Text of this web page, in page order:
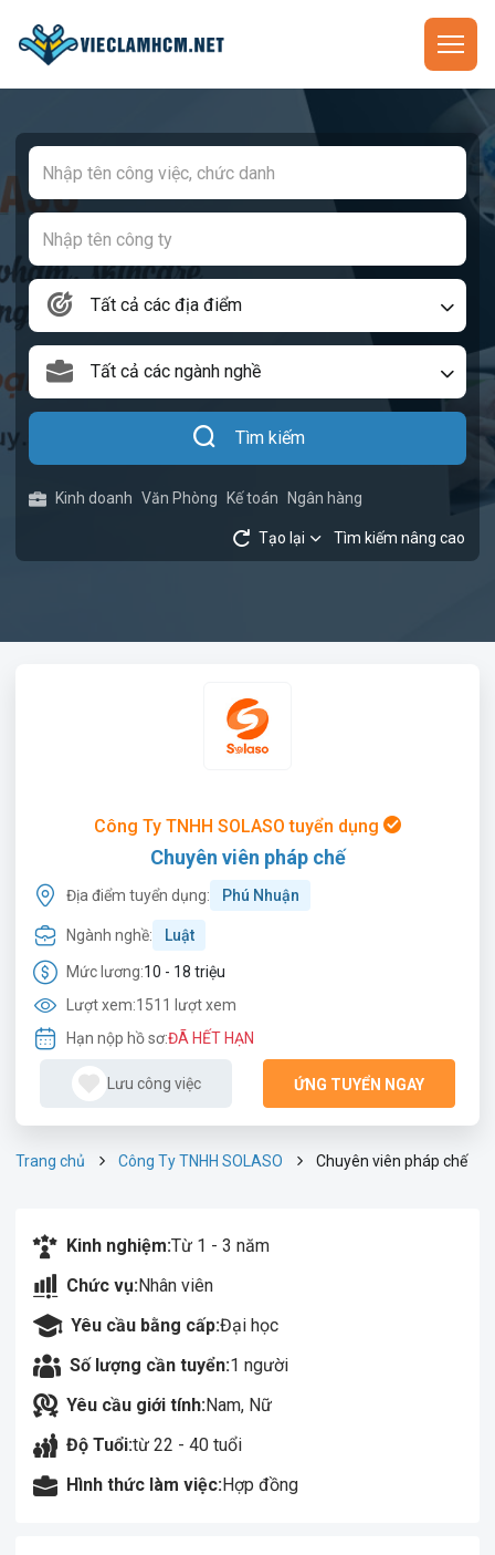
Tất cả các địa điểm
Tất cả các ngành nghề
Tìm kiếm
Kinh doanh Văn Phòng Kế toán Ngân hàng
Tạo lại Tìm kiếm nâng cao
Công Ty TNHH SOLASO tuyển dụng
Chuyên viên pháp chế
Địa điểm tuyển dụng: Phú Nhuận
Ngành nghề: Luật
Mức lương:10 - 18 triệu
Lượt xem:1511 lượt xem
Hạn nộp hồ sơ:ĐÃ HẾT HẠN
Lưu công việc ỨNG TUYỂN NGAY
Trang chủ Công Ty TNHH SOLASO Chuyên viên pháp chế
Kinh nghiệm:Từ 1 - 3 năm
Chức vụ:Nhân viên
Yêu cầu bằng cấp:Đại học
Số lượng cần tuyển:1 người
Yêu cầu giới tính:Nam, Nữ
Độ Tuổi:từ 22 - 40 tuổi
Hình thức làm việc:Hợp đồng